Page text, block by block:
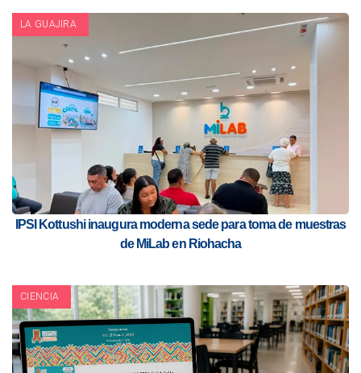
LA GUAJIRA
IPSI Kottushi inaugura moderna sede para toma de muestras
de MiLab en Riohacha
CIENCIA